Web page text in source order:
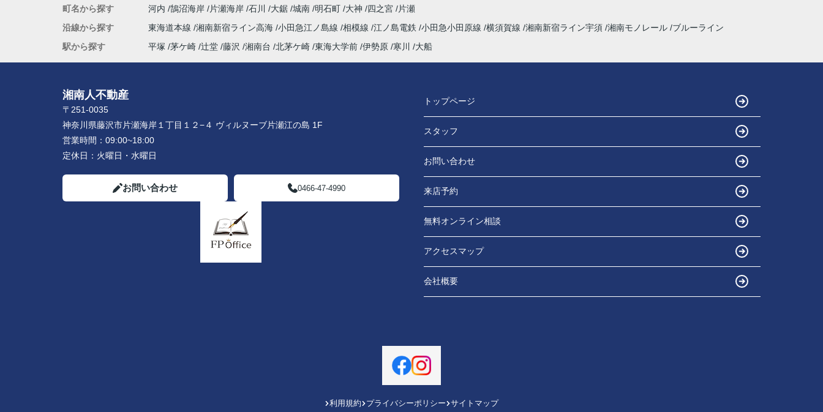
町名から探す
河内 鵠沼海岸 片瀬海岸 石川 大鋸 城南 明石町 大神 四之宮
片瀬
沿線から探す
東海道本線 湘南新宿ライン高海 小田急江ノ島線 相模線 江ノ島電鉄 小田急小田原線 横須賀線 湘南新宿ライン宇須 湘南モノレール ブルーライン
駅から探す
平塚 茅ケ崎 辻堂 藤沢 湘南台 北茅ケ崎 東海大学前 伊勢原 寒川 大船
湘南人不動産
〒251-0035
神奈川県藤沢市片瀬海岸１丁目１２−４ ヴィルヌーブ片瀬江の島 1F
営業時間： 09:00~18:00
定休日： 火曜日・水曜日
お問い合わせ 0466-47-4990
トップページ
スタッフ
お問い合わせ
来店予約
無料オンライン相談
アクセスマップ
会社概要
利用規約 プライバシーポリシー サイトマップ